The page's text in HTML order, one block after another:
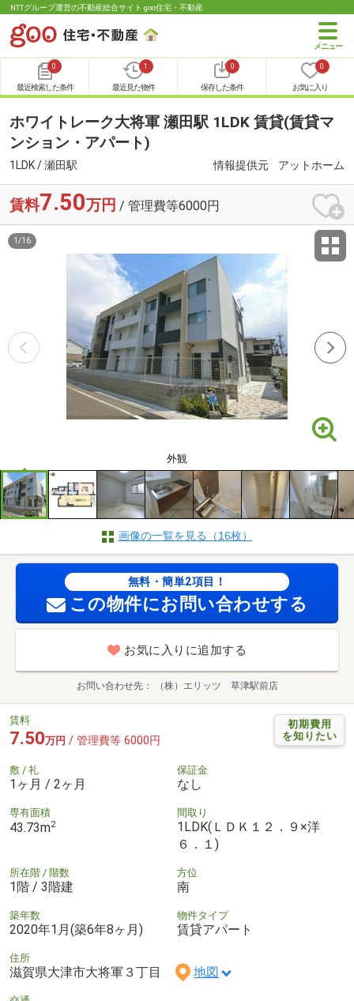
NTTグループ運営の不動産総合サイト goo住宅・不動産
0
最近検索した条件
1
最近見た物件
0
保存した条件
0
お気に入り
ホワイトレーク大将軍 瀬田駅 1LDK 賃貸(賃貸マ
ンション・アパート)
1LDK / 瀬田駅 情報提供元 アットホーム
賃料7.50万円 / 管理費等6000円
外観
1 /16
画像の一覧を見る（16枚）
無料・簡単2項目！
この物件にお問い合わせする
お気に入りに追加する
お問い合わせ先 （株）エリッツ 草津駅前店
初期費用
を知りたい
賃料
7.50万円 / 管理費等 6000円
敷 / 礼
1ヶ月 / 2ヶ月
保証金
なし
専有面積
43.73m2
間取り
1LDK(ＬＤＫ１２．９×洋
６．１)
所在階 / 階数
1階 / 3階建
方位
南
築年数
2020年1月(築6年8ヶ月)
物件タイプ
賃貸アパート
住所
滋賀県大津市大将軍３丁目 地図